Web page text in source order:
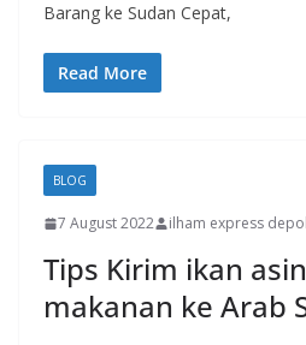
Barang ke Sudan Cepat,
Read More
BLOG
7 August 2022 ilham express
Tips Kirim ikan
makanan ke Arab